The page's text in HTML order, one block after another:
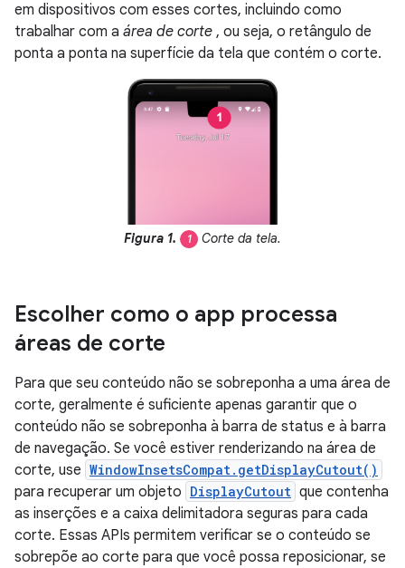
em dispositivos com esses cortes, incluindo como
trabalhar com a área de corte , ou seja, o retângulo de
ponta a ponta na superfície da tela que contém o corte.
Figura 1. 1 Corte da tela.
Escolher como o app processa
áreas de corte
Para que seu conteúdo não se sobreponha a uma área de
corte, geralmente é suficiente apenas garantir que o
conteúdo não se sobreponha à barra de status e à barra
de navegação. Se você estiver renderizando na área de
corte, use WindowInsetsCompat.getDisplayCutout()
para recuperar um objeto DisplayCutout que contenha
as inserções e a caixa delimitadora seguras para cada
corte. Essas APIs permitem verificar se o conteúdo se
sobrepõe ao corte para que você possa reposicionar, se